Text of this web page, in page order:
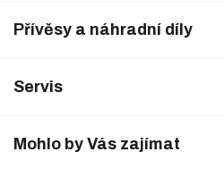
Přívěsy a náhradní díly
Servis
Mohlo by Vás zajímat